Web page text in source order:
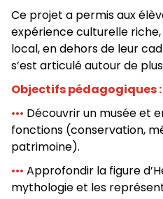
Ce projet a permis aux
expérience culturelle
local, en dehors de leur
s’est articulé autour de
Objectifs pédagogiques :
••• Découvrir un musée et
fonctions (conservation,
patrimoine).
••• Approfondir la figure
mythologie et les